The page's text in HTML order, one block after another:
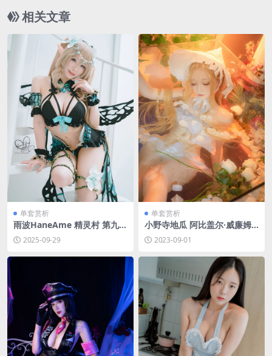
相关文章
单套赏析
雨波HaneAme 精灵村 第九村
人 [35P3V-358MB]
2025-09-29
单套赏析
小野寺地瓜 阿比盖尔·威廉姆
斯 [15P-139MB]
2023-09-01